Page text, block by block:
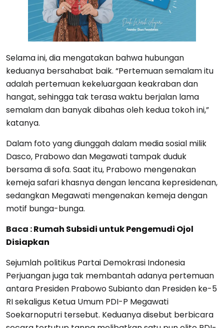
Selama ini, dia mengatakan bahwa hubungan
keduanya bersahabat baik. “Pertemuan semalam itu
adalah pertemuan kekeluargaan keakraban dan
hangat, sehingga tak terasa waktu berjalan lama
semalam dan banyak dibahas oleh kedua tokoh ini,”
katanya.
Dalam foto yang diunggah dalam media sosial milik
Dasco, Prabowo dan Megawati tampak duduk
bersama di sofa. Saat itu, Prabowo mengenakan
kemeja safari khasnya dengan lencana kepresidenan,
sedangkan Megawati mengenakan kemeja dengan
motif bunga-bunga.
Baca :Rumah Subsidi untuk Pengemudi Ojol
Disiapkan
Sejumlah politikus Partai Demokrasi Indonesia
Perjuangan juga tak membantah adanya pertemuan
antara Presiden Prabowo Subianto dan Presiden ke-5
RI sekaligus Ketua Umum PDI-P Megawati
Soekarnoputri tersebut. Keduanya disebut berbicara